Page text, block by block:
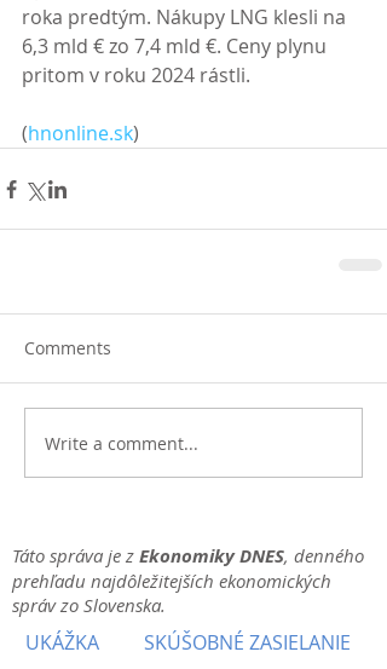
roka predtým. Nákupy LNG klesli na
6,3 mld € zo 7,4 mld €. Ceny plynu
pritom v roku 2024 rástli.
(hnonline.sk)
Comments
Write a comment...
Táto správa je z Ekonomiky DNES, denného
prehľadu najdôležitejších ekonomických
správ zo Slovenska.
UKÁŽKA SKÚŠOBNÉ ZASIELANIE